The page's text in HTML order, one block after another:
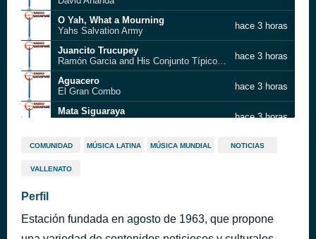
O Yah, What a Mourning
Yahs Salvation Army
hace 3 horas
Juancito Trucupey
Ramón Garcia and His Conjunto Típico Cibao
hace 3 horas
Aguacero
El Gran Combo
hace 3 horas
Mata Siguaraya
hace 3 horas
Descarga Caliente
hace 3 horas
Fanfarrón
Rubén Blades
Guaguancó de Puerto Rico
COMUNIDAD MÚSICA LATINA MÚSICA MUNDIAL NOTICIAS
VALLENATO
Perfil
Estación fundada en agosto de 1963, que propone